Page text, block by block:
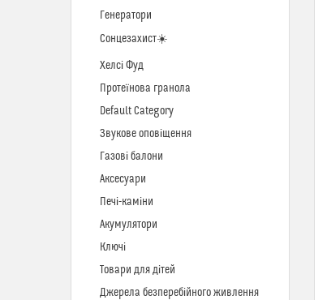
Генератори
Сонцезахист☀️
Хелсі Фуд
Протеїнова гранола
Default Category
Звукове оповіщення
Газові балони
Аксесуари
Печі-каміни
Акумулятори
Ключі
Товари для дітей
Джерела безперебійного живлення